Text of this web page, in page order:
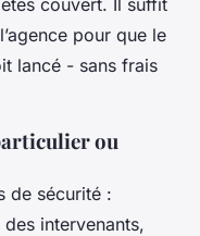
pour que le
lancé - sans frais
ou
de sécurité :
intervenants,